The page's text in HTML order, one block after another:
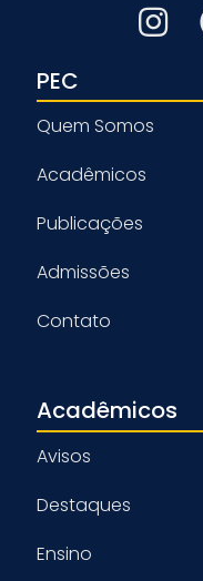
PEC
Quem Somos
Acadêmicos
Publicações
Admissões
Contato
Acadêmicos
Avisos
Destaques
Ensino